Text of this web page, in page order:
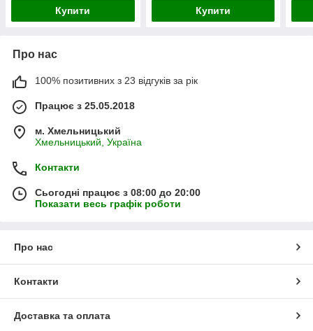
Купити Купити
Про нас
100% позитивних з 23 відгуків за рік
Працює з 25.05.2018
м. Хмельницький
Хмельницький, Україна
Контакти
Сьогодні працює з 08:00 до 20:00
Показати весь графік роботи
Про нас
Контакти
Доставка та оплата